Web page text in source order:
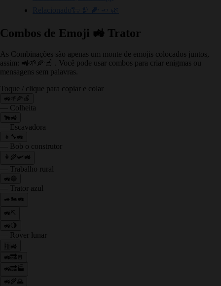
Relacionado🐑 🦃 🌽 🧈 🌿
Combos de Emoji 🚜 Trator
As Combinações são apenas um monte de emojis colocados juntos,
assim: 🚜🌱🌽🍎 . Você pode usar combos para criar enigmas ou
mensagens sem palavras.
Toque / clique para copiar e colar
🚜🌱🌽🍎
— Colheita
🐂🚜
— Escavadora
👦🔧🚜
— Bob o construtor
👩‍🌾🛩️🚜
— Trabalho rural
🚜🔵
— Trator azul
🚙🏍🚜
🚜⛏
🚜🌖
— Rover lunar
🈯🚜
🚜🔜🚪
🚜🔜🏭
🚜🌾🌄